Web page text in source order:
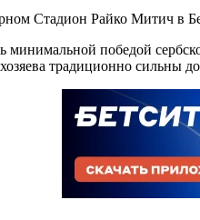
Стадион Райко Митич в
минимальной победой
традиционно сильны